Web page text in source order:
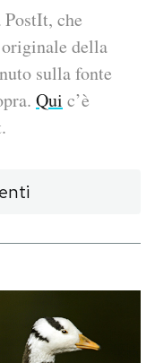
che
della
sulla fonte
Qui c’è